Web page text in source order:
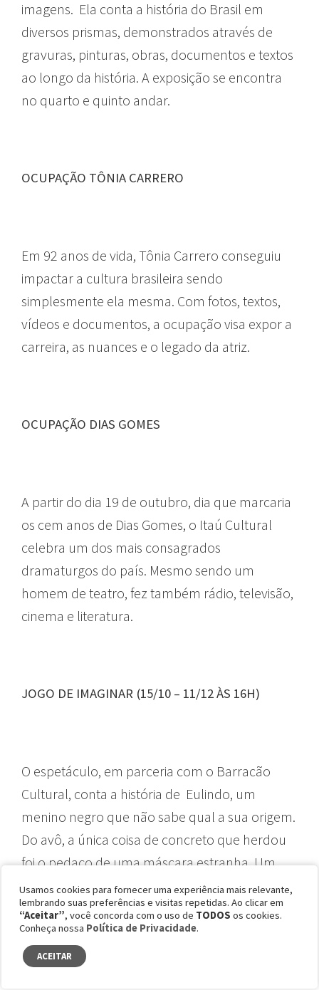
imagens. Ela conta a história do Brasil em
diversos prismas, demonstrados através de
gravuras, pinturas, obras, documentos e textos
ao longo da história. A exposição se encontra
no quarto e quinto andar.
OCUPAÇÃO TÔNIA CARRERO
Em 92 anos de vida, Tônia Carrero conseguiu
impactar a cultura brasileira sendo
simplesmente ela mesma. Com fotos, textos,
vídeos e documentos, a ocupação visa expor a
carreira, as nuances e o legado da atriz.
OCUPAÇÃO DIAS GOMES
A partir do dia 19 de outubro, dia que marcaria
os cem anos de Dias Gomes, o Itaú Cultural
celebra um dos mais consagrados
dramaturgos do país. Mesmo sendo um
homem de teatro, fez também rádio, televisão,
cinema e literatura.
JOGO DE IMAGINAR (15/10 – 11/12 ÀS 16H)
O espetáculo, em parceria com o Barracão
Cultural, conta a história de Eulindo, um
menino negro que não sabe qual a sua origem.
Do avô, a única coisa de concreto que herdou
foi o pedaço de uma máscara estranha. Um
dia, porém, Eulindo pega o objeto e vai parar
dentro de um teatro. É aí que a aventura
começa. Sediados em todos os sábados e
domingos até dezembro.
Usamos cookies para fornecer uma experiência mais relevante,
lembrando suas preferências e visitas repetidas. Ao clicar em
“Aceitar”, você concorda com o uso de TODOS os cookies.
Conheça nossa Política de Privacidade.
ACEITAR